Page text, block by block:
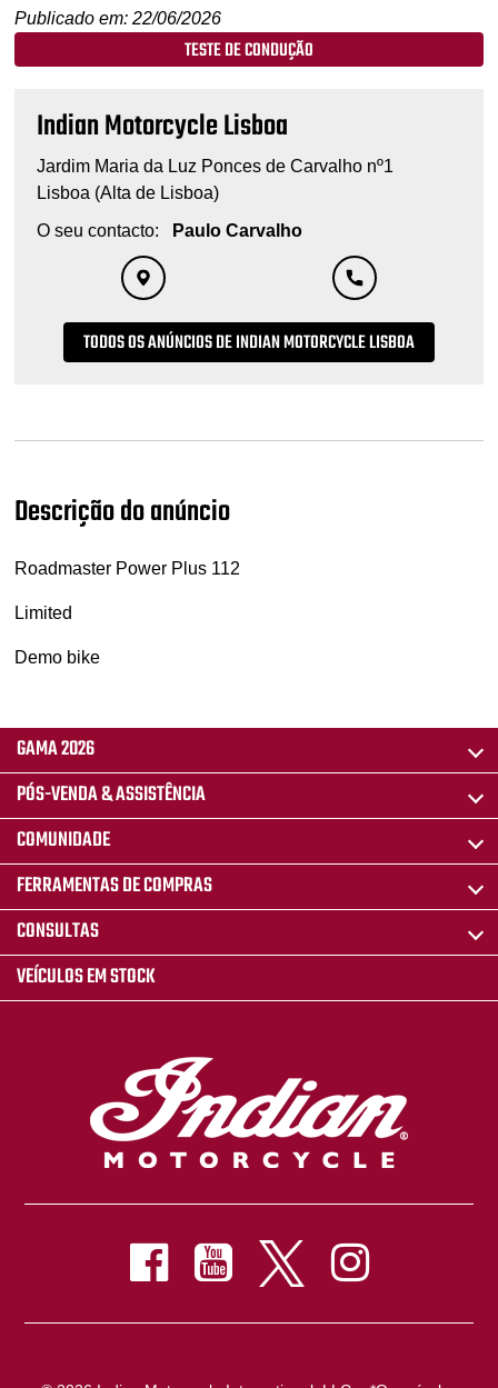
Publicado em: 22/06/2026
TESTE DE CONDUÇÃO
Indian Motorcycle Lisboa
Jardim Maria da Luz Ponces de Carvalho nº1
Lisboa (Alta de Lisboa)
O seu contacto:
Paulo Carvalho
TODOS OS ANÚNCIOS DE INDIAN MOTORCYCLE LISBOA
Descrição do anúncio
Roadmaster Power Plus 112
Limited
Demo bike
GAMA 2026
PÓS-VENDA & ASSISTÊNCIA
COMUNIDADE
FERRAMENTAS DE COMPRAS
CONSULTAS
VEÍCULOS EM STOCK